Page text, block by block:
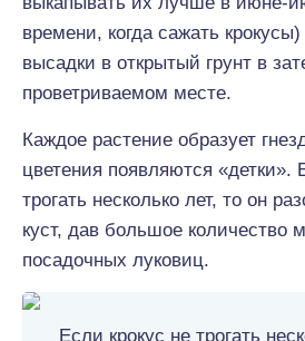
времени, когда сажать
высадки в открытый грунт в
проветриваемом месте.
Каждое растение образует
цветения появляются «детки».
трогать несколько лет, то он
куст, дав большое количество
посадочных луковиц.
Если крокус не трогать